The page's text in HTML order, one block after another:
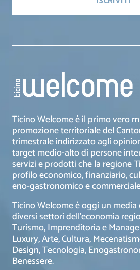
Ticino Welcome è il primo vero
promozione territoriale del
trimestrale indirizzato agli
target medio-alto di persone
servizi e prodotti che la regione
profilo economico, finanziario,
eno-gastronomico e
Ticino Welcome è oggi un
diversi settori dell’economia
Turismo, Imprenditoria e
Luxury, Arte, Cultura,
Design, Tecnologia,
Benessere.